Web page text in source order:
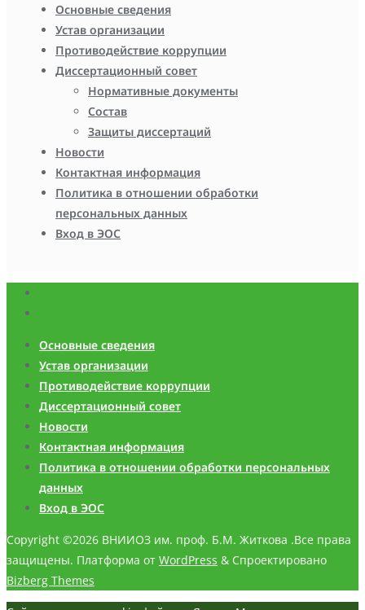
Основные сведения
Устав организации
Противодействие коррупции
Диссертационный совет
Нормативные документы
Состав
Защиты диссертаций
Новости
Контактная информация
Политика в отношении обработки
персональных данных
Вход в ЭОС
Основные сведения
Устав организации
Противодействие коррупции
Диссертационный совет
Новости
Контактная информация
Политика в отношении обработки персональных
данных
Вход в ЭОС
Copyright ©2026 ВНИИОЗ им. проф. Б.М. Житкова .Все права
защищены. Платформа от WordPress & Спроектировано
Bizberg Themes